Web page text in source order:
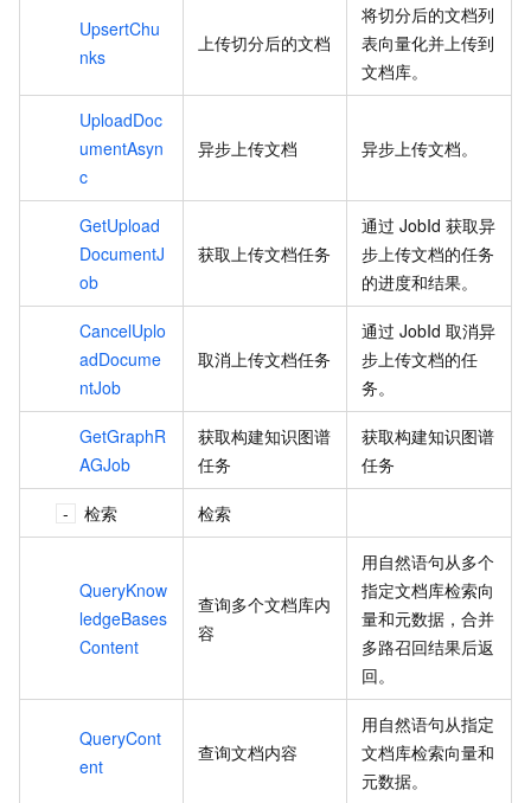
UpsertChu
nks
上传切分后的文档
将切分后的文档列
表向量化并上传到
文档库。
UploadDoc
umentAsyn
c
异步上传文档 异步上传文档。
GetUpload
DocumentJ
ob
获取上传文档任务
通过 JobId 获取异
步上传文档的任务
的进度和结果。
CancelUplo
adDocume
ntJob
取消上传文档任务
通过 JobId 取消异
步上传文档的任
务。
GetGraphR
AGJob
获取构建知识图谱
任务
获取构建知识图谱
任务
检索 检索
QueryKnow
ledgeBases
Content
查询多个文档库内
容
用自然语句从多个
指定文档库检索向
量和元数据，合并
多路召回结果后返
回。
QueryCont
ent
查询文档内容
用自然语句从指定
文档库检索向量和
元数据。